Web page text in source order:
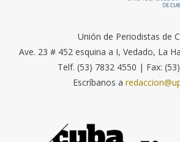
Unión de Periodistas de
Ave. 23 # 452 esquina a I, Vedado, La
Telf. (53) 7832 4550 | Fax:
Escríbanos a